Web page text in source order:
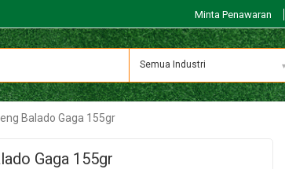
Minta Penawaran
Semua Industri
Balado Gaga 155gr
Gaga 155gr